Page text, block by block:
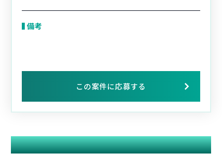
備考
この案件に応募する
関連する案件